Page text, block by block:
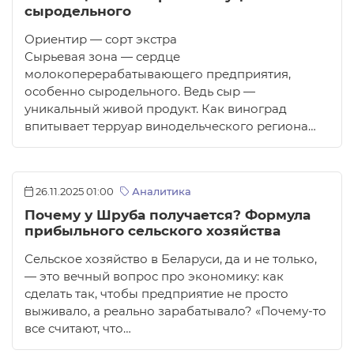
сыродельного
Ориентир — сорт экстра
Сырьевая зона — сердце
молокоперерабатывающего предприятия,
особенно сыродельного. Ведь сыр —
уникальный живой продукт. Как виноград
впитывает терруар винодельческого региона…
26.11.2025 01:00 Аналитика
Почему у Шруба получается? Формула
прибыльного сельского хозяйства
Сельское хозяйство в Беларуси, да и не только,
— это вечный вопрос про экономику: как
сделать так, чтобы предприятие не просто
выживало, а реально зарабатывало? «Почему-то
все считают, что…